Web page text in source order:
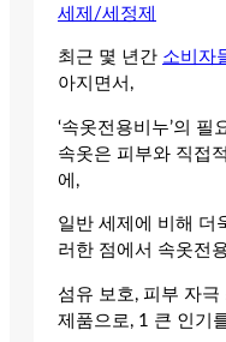
세제/세정제
최근 몇 년간 소비자
아지면서,
‘속옷전용비누’의
속옷은 피부와 직접
에,
일반 세제에 비해 더
러한 점에서 속옷전
섬유 보호, 피부 자
제품으로, 1 큰 인기